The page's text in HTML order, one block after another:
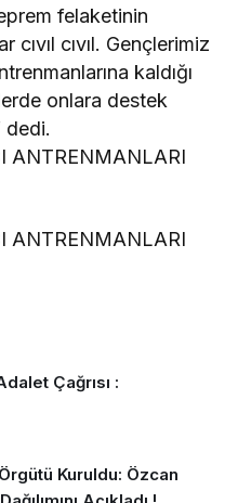
felaketinin
cıvıl cıvıl. Gençlerimiz
kaldığı
onlara destek
dedi.
Çağrısı :
Kuruldu: Özcan